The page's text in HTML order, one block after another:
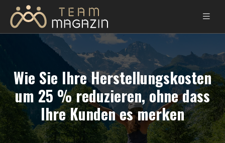
Wie Sie Ihre Herstellungskosten
um 25 % reduzieren, ohne dass
Ihre Kunden es merken